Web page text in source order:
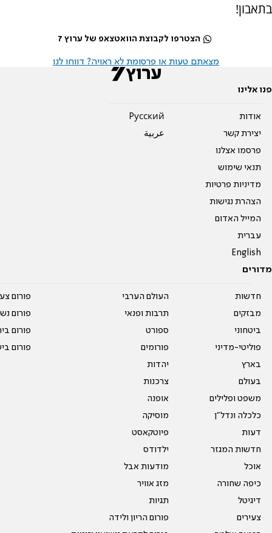
בתאבון!
הצטרפו לקבוצת הוואטצאפ של ערוץ 7
מצאתם טעות או פרסומת לא ראויה? דווחו לנו
פנו אלינו
אודות
יצירת קשר
פרסמו אצלנו
תנאי שימוש
מדיניות פרטיות
הצהרת נגישות
המייל האדום
עברית
English
Pусский
عربية
מדורים
חדשות
מבזקים
ביטחוני
פוליטי-מדיני
בארץ
בעולם
משפט ופלילים
כלכלה ונדל"ן
דעות
חדשות המגזר
אוכל
כיפה שחורה
דיגיטל
צעירים
העולם הערבי
תרבות ופנאי
ספורט
פורומים
יהדות
צרכנות
אופנה
מוסיקה
פיוטקאסט
ילדודס
מודעות אבל
מזג אוויר
תגיות
פורום הריון ולידה
פורום
פורום
פורום
פורום